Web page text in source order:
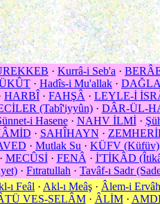
· Kurrâ-i Seb'a ·
· Hadîs-i Mu'allak ·
HARBÎ · FAHŞÂ · LEYLE-İ
(Tabî'iyyûn)· DÂR-ÜL-
i Hasene· NAHV İLMİ·
· SAHÎHAYN ·
· Mutlak Su · KÜFV (Küfüv)
· MECÛSİ· FENÂ · İ'TİKÂD
· Fıtratullah · Tavâf-ı Sadr
ı Feâl · Akl-ı Meâş · Âlem-i Ervâh
VES-SELÂM· ÂLİM·